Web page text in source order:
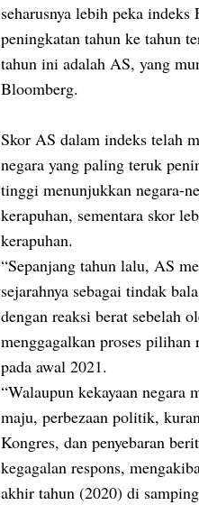
seharusnya lebih peka
peningkatan tahun ke tahun
tahun ini adalah AS, yang
Bloomberg.
Skor AS dalam indeks telah
negara yang paling teruk
tinggi menunjukkan negara-
kerapuhan, sementara skor
kerapuhan.
“Sepanjang tahun lalu, AS
sejarahnya sebagai tindak
dengan reaksi berat sebelah
menggagalkan proses pilihan
pada awal 2021.
“Walaupun kekayaan negara
maju, perbezaan politik,
Kongres, dan penyebaran
kegagalan respons,
akhir tahun (2020) di